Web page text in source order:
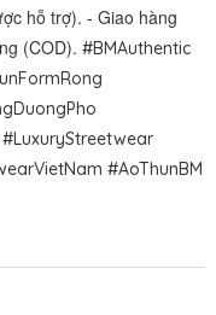
hỗ trợ). - Giao hàng
(COD). #BMAuthentic
#AoThunBM